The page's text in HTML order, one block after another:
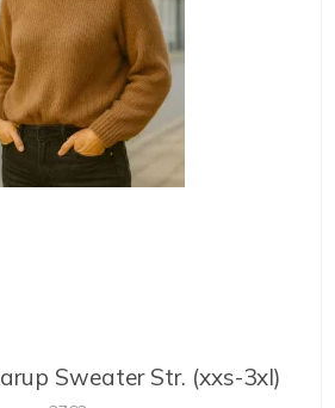
Sweater Str. (xxs-3xl)